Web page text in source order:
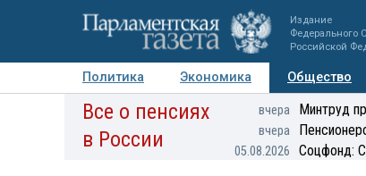
Издание
Федерального
Российской
Политика Экономика Общество
Авторы Персоны Мнения
Все о пенсиях
в России
вчера Минтруд
вчера
05.08.2026 Соцфонд: